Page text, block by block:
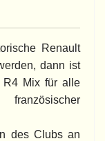
Renault
dann ist
Mix für alle
des Clubs an